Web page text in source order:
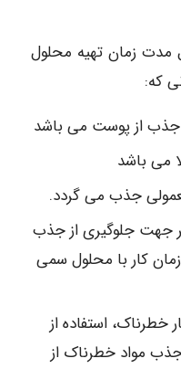
مدت زمان تهیه محلول
که:
از پوست می باشد
می باشد
جذب می گردد.
جهت جلوگیری از جذب
کار با محلول سمی
خطرناک، استفاده از
مواد خطرناک از